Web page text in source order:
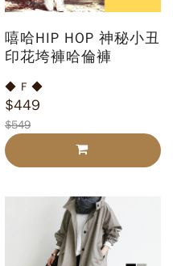
嘻哈HIP HOP 神秘小丑
印花垮褲哈倫褲
◆ F ◆
$449
$549